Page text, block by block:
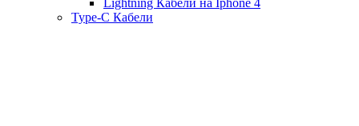
Lightning Кабели на Iphone 4
Type-C Кабели